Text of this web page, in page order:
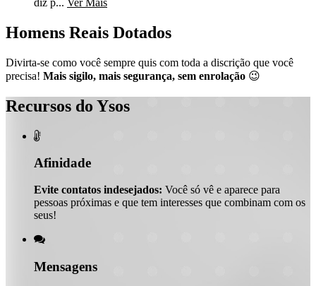
diz p... Ver Mais
Homens Reais Dotados
Divirta-se como você sempre quis com toda a discrição que você
precisa! Mais sigilo, mais segurança, sem enrolação 😉
Recursos do Ysos

Afinidade
Evite contatos indesejados: Você só vê e aparece para
pessoas próximas e que tem interesses que combinam com os
seus!

Mensagens